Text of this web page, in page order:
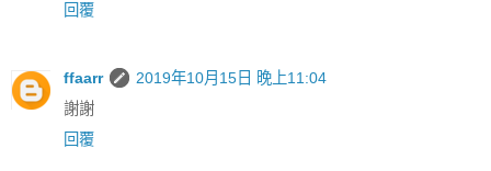
回覆
ffaarr
2019年10月15日 晚上11:04
謝謝
回覆